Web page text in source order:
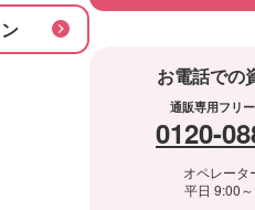
お電話での
通販専用フリ
0120-
オペレータ
平日 9:00